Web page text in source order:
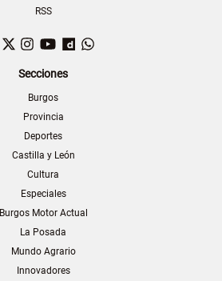
RSS
Facebook
TwitterInstagram
YouTubeDailymotion
Secciones
Burgos
Provincia
Deportes
Castilla y León
Cultura
Especiales
Burgos Motor Actual
La Posada
Mundo Agrario
Innovadores